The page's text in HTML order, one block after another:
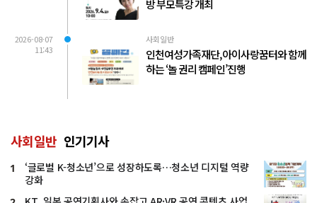
방 부모특강 개최
2026-08-07
11:43
사회일반
인천여성가족재단, 아이사랑꿈터와 함께
하는 ‘놀 권리 캠페인’진행
사회일반 인기기사
1
‘글로벌 K-청소년’으로 성장하도록…청소년 디지털 역량
강화